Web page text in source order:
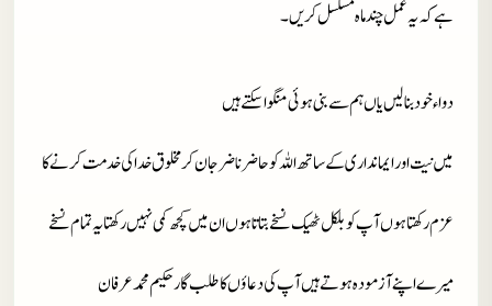
ہے کہ یہ عمل چند ماہ مسلسل کریں۔
دواء خود بنا لیں یاں ہم سے بنی ہوئی منگوا سکتے ہیں
میں نیت اور ایمانداری کے ساتھ اللہ کو حاضر ناضر جان کر مخلوق خدا کی خدمت کرنے کا
عزم رکھتا ہوں آپ کو بلکل ٹھیک نسخے بتاتا ہوں ان میں کچھ کمی نہیں رکھتا یہ تمام نسخے
میرے اپنے آزمودہ ہوتے ہیں آپ کی دعاؤں کا طلب گار حکیم محمد عرفان